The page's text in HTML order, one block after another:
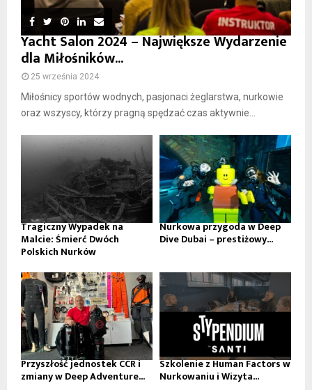
Yacht Salon 2024 – Największe Wydarzenie
dla Miłośników...
25 września 2024
Miłośnicy sportów wodnych, pasjonaci żeglarstwa, nurkowie
oraz wszyscy, którzy pragną spędzać czas aktywnie...
Tragiczny Wypadek na
Malcie: Śmierć Dwóch
Polskich Nurków
Nurkowa przygoda w Deep
Dive Dubai – prestiżowy...
Przyszłość jednostek CCR i
zmiany w Deep Adventure...
Szkolenie z Human Factors w
Nurkowaniu i Wizyta...